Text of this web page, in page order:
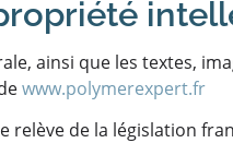
ainsi que les textes,
www.polymerexpert.fr
relève de la législation